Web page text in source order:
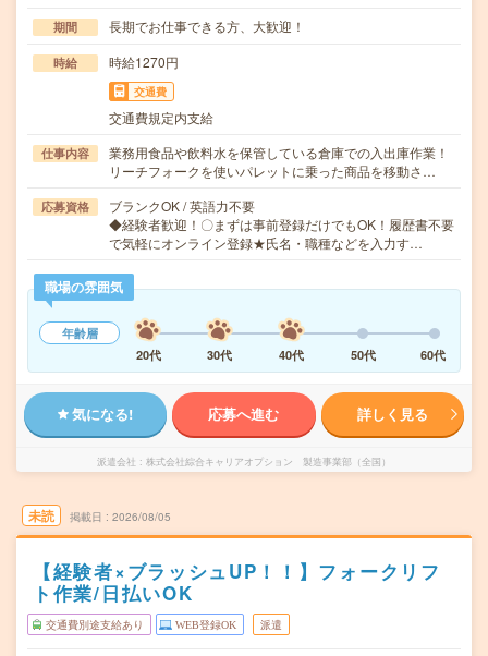
期間 長期でお仕事できる方、大歓迎！
時給 時給1270円
交通費
交通費規定内支給
仕事内容
業務用食品や飲料水を保管している倉庫での入出庫作業！
リーチフォークを使いパレットに乗った商品を移動さ…
応募資格
ブランクOK / 英語力不要
◆経験者歓迎！〇まずは事前登録だけでもOK！履歴書不要
で気軽にオンライン登録★氏名・職種などを入力す…
職場の雰囲気
年齢層
20代
30代 40代 50代 60代
気になる! 応募へ進む 詳しく見る
派遣会社 株式会社綜合キャリアオプション 製造事業部（全国）
未読 掲載日 2026/08/05
【経験者×ブラッシュUP！！】フォークリフ
ト作業/日払いOK
交通費別途支給あり WEB登録OK 派遣